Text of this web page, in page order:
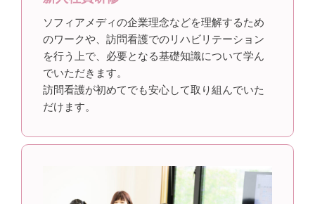
ソフィアメディの企業理念などを理解するため
のワークや、訪問看護でのリハビリテーション
を行う上で、必要となる基礎知識について学ん
でいただきます。
訪問看護が初めてでも安心して取り組んでいた
だけます。